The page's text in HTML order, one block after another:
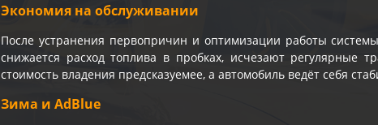
Экономия на обслуживании
После устранения первопричин и оптимизации работы
снижается расход топлива в пробках, исчезают регулярные
стоимость владения предсказуемее, а автомобиль ведёт себя
Зима и AdBlue